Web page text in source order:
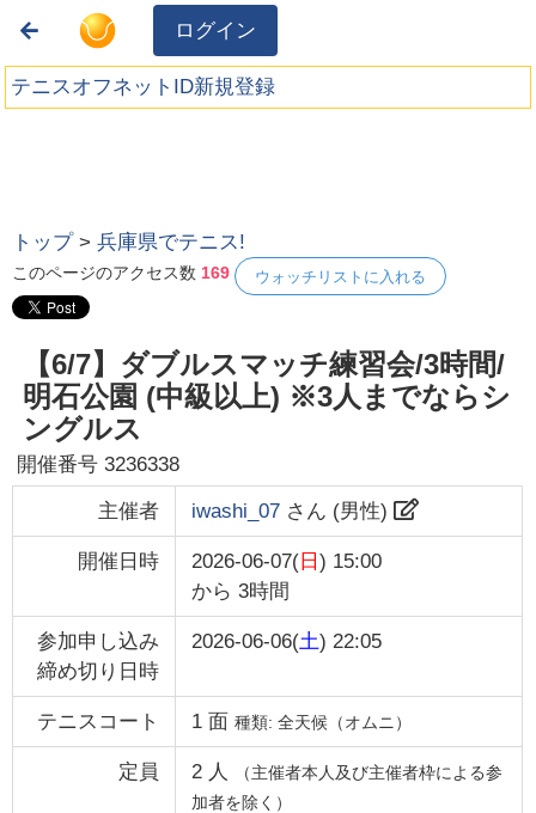
ログイン
テニスオフネットID新規登録
トップ >兵庫県でテニス!
このページのアクセス数 169 ウォッチリストに入れる
【6/7】ダブルスマッチ練習会/3時間/
明石公園 (中級以上) ※3人までならシ
ングルス
開催番号3236338
主催者 iwashi_07さん (男性)
開催日時 2026-06-07(日 ) 15:00
から 3時間
参加申し込み
締め切り日時
2026-06-06(土) 22:05
テニスコート 1面 種類: 全天候（オムニ）
定員 2 人
（主催者本人及び主催者枠による参
加者を除く）